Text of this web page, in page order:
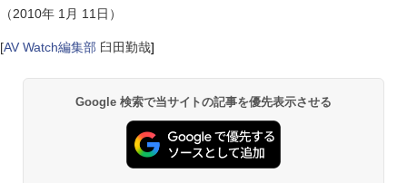
（2010年 1月 11日）
[AV Watch編集部 臼田勤哉]
Google 検索で当サイトの記事を優先表示させる